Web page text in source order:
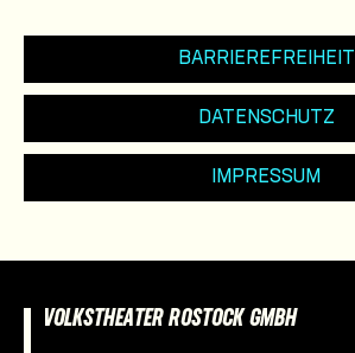
BARRIEREFREIHEIT
DATENSCHUTZ
IMPRESSUM
VOLKSTHEATER ROSTOCK GMBH